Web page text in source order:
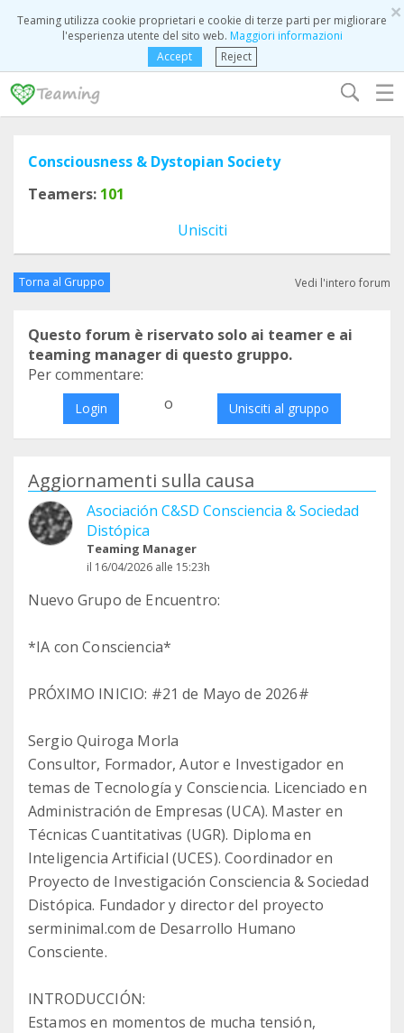
×
Teaming utilizza cookie proprietari e cookie di terze parti per migliorare
l'esperienza utente del sito web. Maggiori informazioni
Accept
Reject
☰
Consciousness & Dystopian Society
Teamers: 101
Unisciti
Torna al Gruppo Vedi l'intero forum
Questo forum è riservato solo ai teamer e ai
teaming manager di questo gruppo.
Per commentare:
Login o Unisciti al gruppo
Aggiornamenti sulla causa
Asociación C&SD Consciencia & Sociedad
Distópica
Teaming Manager
il 16/04/2026 alle 15:23h
Nuevo Grupo de Encuentro:
*IA con Consciencia*
PRÓXIMO INICIO: #21 de Mayo de 2026#
Sergio Quiroga Morla
Consultor, Formador, Autor e Investigador en
temas de Tecnología y Consciencia. Licenciado en
Administración de Empresas (UCA). Master en
Técnicas Cuantitativas (UGR). Diploma en
Inteligencia Artificial (UCES). Coordinador en
Proyecto de Investigación Consciencia & Sociedad
Distópica. Fundador y director del proyecto
serminimal.com de Desarrollo Humano
Consciente.
INTRODUCCIÓN:
Estamos en momentos de mucha tensión,